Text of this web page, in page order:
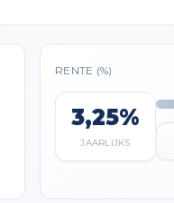
RENTE (%)
3,25%
JAARLIJKS